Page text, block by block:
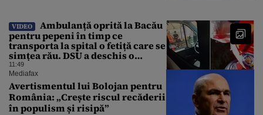
VIDEO
Ambulanță oprită la Bacău
pentru pepeni în timp ce
transporta la spital o fetiță care se
simțea rău. DSU a deschis o
anchetă
11:49
Mediafax
Avertismentul lui Bolojan pentru
România: „Crește riscul recăderii
în populism și risipă”